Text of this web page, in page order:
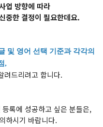
업 방향에 따라
중한 결정이 필요한데요.
및 영어 선택 기준과 각각의
,
려드리려고 합니다.
록에 성공하고 싶은 분들은,
하시기 바랍니다.